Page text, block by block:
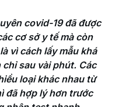
Chữ lớn
covid-19 đã được
cơ sở y tế mà còn
vì cách lấy mẫu khá
sau vài phút. Các
loại khác nhau từ
đã hợp lý hơn trước